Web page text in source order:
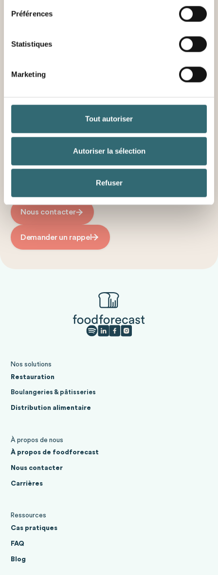
Préférences
Statistiques
Marketing
Tout autoriser
Autoriser la sélection
Refuser
précision qu'elle mérite.
Une démo de 30 minutes pour découvrir foodforecast
et estimer son potentiel sur votre activité. Sans
engagement, sans préparation de votre côté. Vous
repartez avec une vision claire de ce que la
étapes possibles, à votre rythme.
Nous contacter
Demander un rappel
Nos solutions
Restauration
Boulangeries & pâtisseries
Distribution alimentaire
À propos de nous
À propos de foodforecast
Nous contacter
Carrières
Ressources
Cas pratiques
FAQ
Blog